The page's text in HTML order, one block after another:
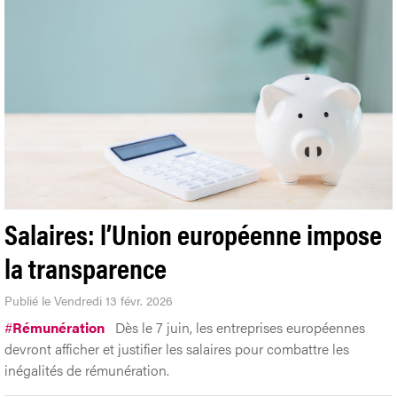
Salaires: l’Union européenne impose
la transparence
Publié le Vendredi 13 févr. 2026
#Rémunération Dès le 7 juin, les entreprises européennes
devront afficher et justifier les salaires pour combattre les
inégalités de rémunération.